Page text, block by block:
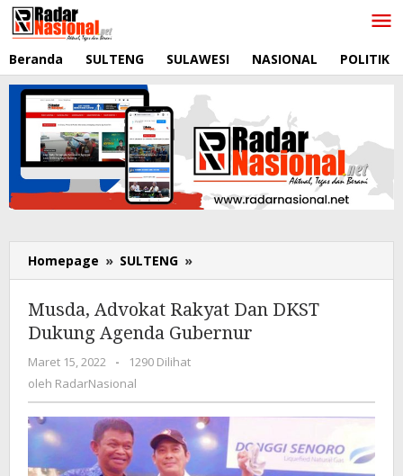
Lewati
ke
Beranda SULTENG SULAWESI NASIONAL POLITIK
Homepage » SULTENG »
Advokat
Dan
DKST
Musda, Advokat Rakyat Dan DKST
Dukung Agenda Gubernur
Maret 15, 2022
oleh
RadarNasional
-
1290 Dilihat
oleh RadarNasional